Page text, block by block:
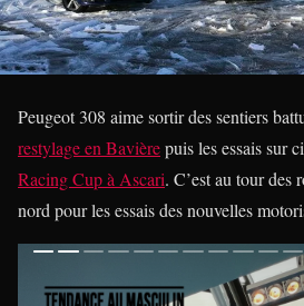
Peugeot 308 aime sortir des sentiers
restylage en Bavièrepuis les essais sur
Racing Cup à Ascari. C’est au tour des
nord pour les essais des nouvelles